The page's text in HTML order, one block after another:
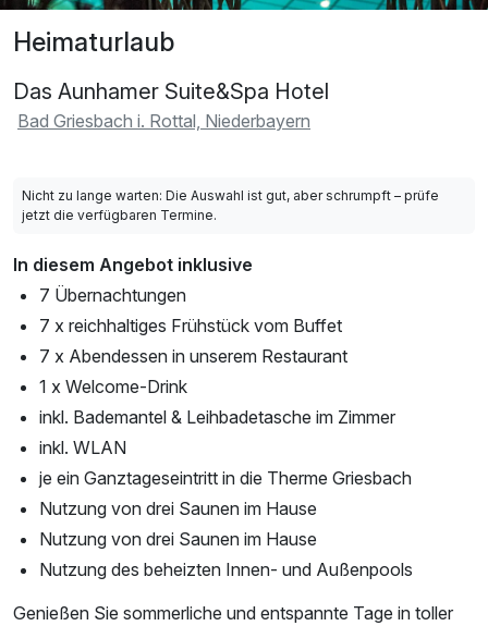
Heimaturlaub
Das Aunhamer Suite&Spa Hotel
Bad Griesbach i. Rottal, Niederbayern
Nicht zu lange warten: Die Auswahl ist gut, aber schrumpft – prüfe
jetzt die verfügbaren Termine.
In diesem Angebot inklusive
7 Übernachtungen
7 x reichhaltiges Frühstück vom Buffet
7 x Abendessen in unserem Restaurant
1 x Welcome-Drink
inkl. Bademantel & Leihbadetasche im Zimmer
inkl. WLAN
je ein Ganztageseintritt in die Therme Griesbach
Nutzung von drei Saunen im Hause
Nutzung von drei Saunen im Hause
Nutzung des beheizten Innen- und Außenpools
Genießen Sie sommerliche und entspannte Tage in toller